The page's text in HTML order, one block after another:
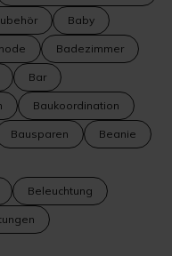
Baby
Badezimmer
Bar
Baukoordination
Bausparen Beanie
Beleuchtung